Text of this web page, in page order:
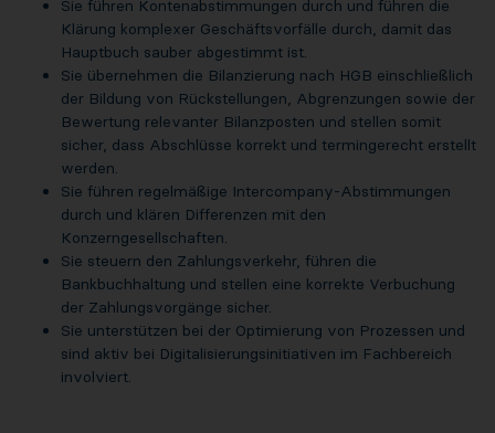
Sie führen Kontenabstimmungen durch und führen die
Klärung komplexer Geschäftsvorfälle durch, damit das
Hauptbuch sauber abgestimmt ist.
Sie übernehmen die Bilanzierung nach HGB einschließlich
der Bildung von Rückstellungen, Abgrenzungen sowie der
Bewertung relevanter Bilanzposten und stellen somit
sicher, dass Abschlüsse korrekt und termingerecht erstellt
werden.
Sie führen regelmäßige Intercompany-Abstimmungen
durch und klären Differenzen mit den
Konzerngesellschaften.
Sie steuern den Zahlungsverkehr, führen die
Bankbuchhaltung und stellen eine korrekte Verbuchung
der Zahlungsvorgänge sicher.
Sie unterstützen bei der Optimierung von Prozessen und
sind aktiv bei Digitalisierungsinitiativen im Fachbereich
involviert.